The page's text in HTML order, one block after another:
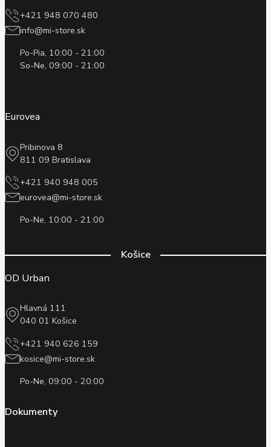
+421 948 070 480
info@mi-store.sk
Po-Pia, 10:00 - 21:00
So-Ne, 09:00 - 21:00
Eurovea
Pribinova 8
811 09 Bratislava
+421 940 948 005
eurovea@mi-store.sk
Po-Ne, 10:00 - 21:00
Košice
OD Urban
Hlavná 111
040 01 Košice
+421 940 626 159
kosice@mi-store.sk
Po-Ne, 09:00 - 20:00
Dokumenty